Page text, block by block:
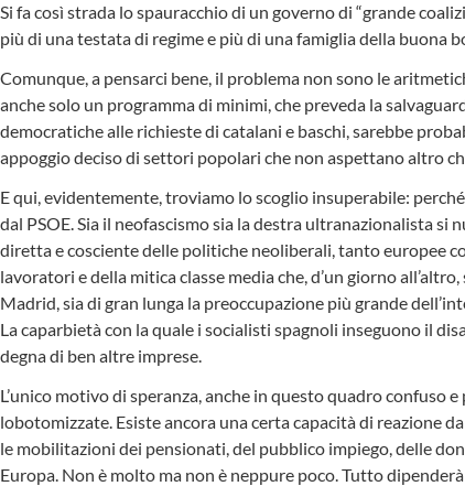
Si fa così strada lo spauracchio di un governo di “grande
più di una testata di regime e più di una famiglia della buona
Comunque, a pensarci bene, il problema non sono le
anche solo un programma di minimi, che preveda la
democratiche alle richieste di catalani e baschi, sarebbe
appoggio deciso di settori popolari che non aspettano altro
E qui, evidentemente, troviamo lo scoglio insuperabile:
dal PSOE. Sia il neofascismo sia la destra ultranazionalista
diretta e cosciente delle politiche neoliberali, tanto europee
lavoratori e della mitica classe media che, d’un giorno
Madrid, sia di gran lunga la preoccupazione più grande
La caparbietà con la quale i socialisti spagnoli inseguono il
degna di ben altre imprese.
L’unico motivo di speranza, anche in questo quadro confuso
lobotomizzate. Esiste ancora una certa capacità di reazione
le mobilitazioni dei pensionati, del pubblico impiego, delle
Europa. Non è molto ma non è neppure poco. Tutto